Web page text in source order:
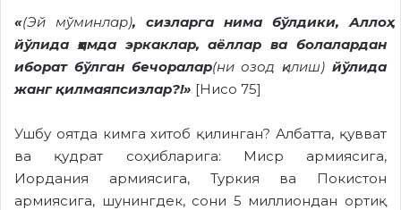
«(Эй мўминлар), сизларга нима бўлдики, Аллоҳ
йўлида ҳамда эркаклар, аёллар ва болалардан
иборат бўлган бечоралар(ни озод қилиш) йўлида
жанг қилмаяпсизлар?!» [Нисо 75]
Ушбу оятда кимга хитоб қилинган? Албатта, қувват
ва қудрат соҳибларига: Миср армиясига,
Иордания армиясига, Туркия ва Покистон
армиясига, шунингдек, сони 5 миллиондан ортиқ